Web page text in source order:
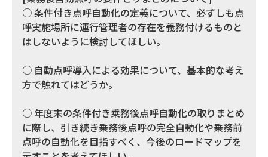
○ 条件付き点呼自動化の定義について、必ずしも点
呼実施場所に運行管理者の存在を義務付けるものと
はしないように検討してほしい。
○ 自動点呼導入による効果について、基本的な考え
方で触れてはどうか。
○ 年度末の条件付き乗務後点呼自動化の取りまとめ
に際し、引き続き乗務後点呼の完全自動化や乗務前
点呼の自動化を目指すべく、今後のロードマップを